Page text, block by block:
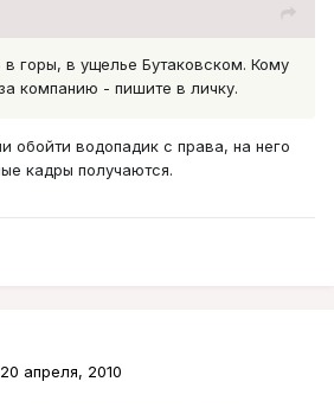
горы, в ущелье Бутаковском. Кому
компанию - пишите в личку.
обойти водопадик с права, на него
кадры получаются.
20 апреля, 2010